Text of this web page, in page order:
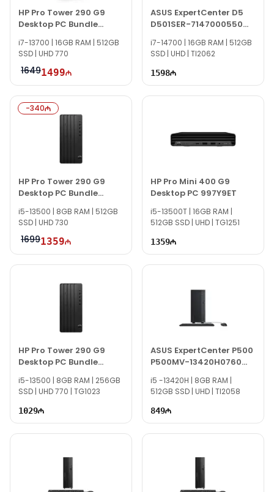
HP Pro Tower 290 G9
Desktop PC Bundle
883Y9EA
i7-13700 | 16GB RAM | 512GB
SSD | UHD 770
16491499
ASUS ExpertCenter D5
D501SER-7147000550
90PF05M1-M016A0
i7-14700 | 16GB RAM | 512GB
SSD | UHD | TI2062
1598
-340
HP Pro Tower 290 G9
Desktop PC Bundle
883Y6EA
i5-13500 | 8GB RAM | 512GB
SSD | UHD 730
16991359
HP Pro Mini 400 G9
Desktop PC 997Y9ET
i5-13500T | 16GB RAM |
512GB SSD | UHD | TG1251
1359
HP Pro Tower 290 G9
Desktop PC Bundle
883Y2EA
i5-13500 | 8GB RAM | 256GB
SSD | UHD 770 | TG1023
1029
ASUS ExpertCenter P500
P500MV-13420H0760
90PF05I1-M00CR0
i5 -13420H | 8GB RAM |
512GB SSD | UHD | TI2058
849